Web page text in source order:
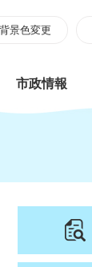
景色変更
市政情報